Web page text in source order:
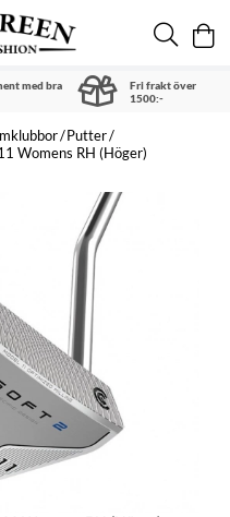
med bra
Fri frakt över
1500:-
Putter
Womens RH (Höger)